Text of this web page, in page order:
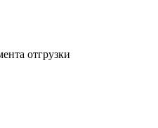
отгрузки